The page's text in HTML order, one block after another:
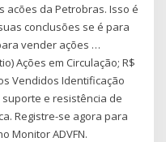
acões da Petrobras. Isso é
conclusões se é para
vender ações …
Ações em Circulação; R$
Vendidos Identificação
e resistência de
Registre-se agora para
Monitor ADVFN.